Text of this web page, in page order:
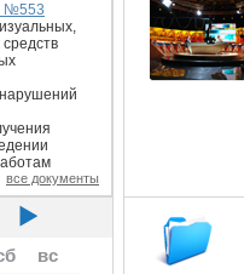
№553
все документы
вс